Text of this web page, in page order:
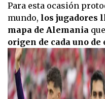
Para esta ocasión
mundo, los jugadores
mapa de Alemania
origen de cada uno de